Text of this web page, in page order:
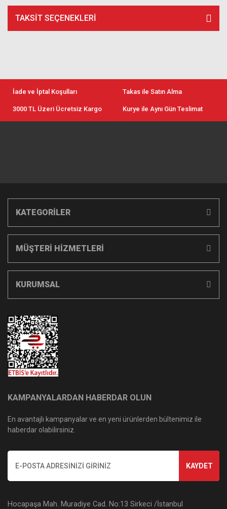
TAKSIT SEÇENEKLERI
İade ve İptal Koşulları Takas ile Satın Alma
3000 TL Üzeri Ücretsiz Kargo Kurye ile Aynı Gün Teslimat
KATEGORİLER
MÜŞTERİ HİZMETLERİ
KURUMSAL
KAMPANYALARDAN HABERDAR OLUN
En avantajlı kampanyalar ve en yeni ürünlerden bültenimiz ile
haberdar olabilirsiniz.
KAYDET
Hocapaşa Mah. Muradiye Cad. No:13 Sirkeci /İstanbul